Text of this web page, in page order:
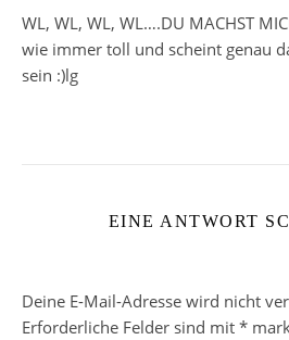
WL, WL, WL, WL….DU MACHST
wie immer toll und scheint genau
sein :)lg
EINE ANTWORT
Deine E-Mail-Adresse wird nicht
Erforderliche Felder sind mit *